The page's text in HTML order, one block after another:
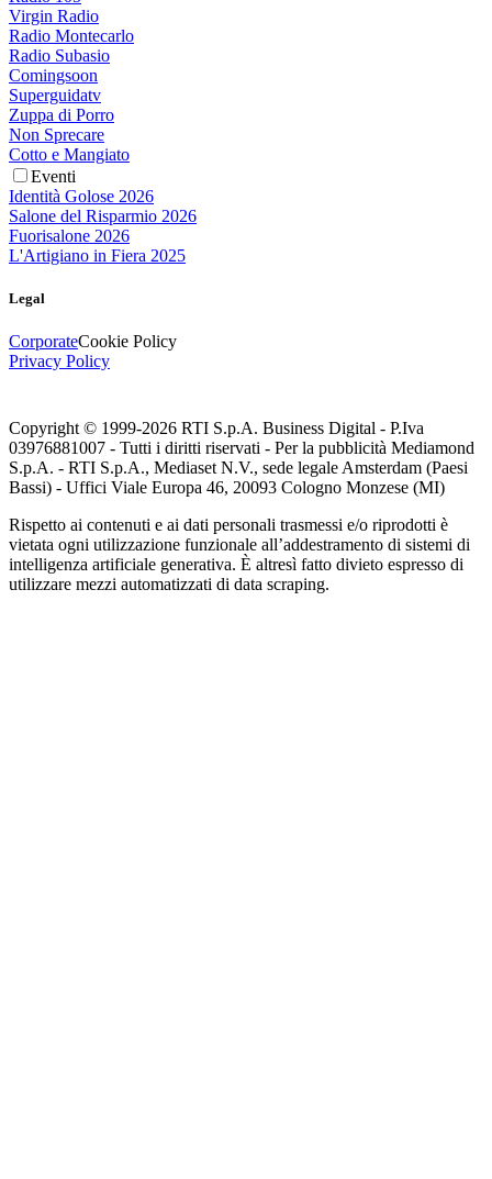
Virgin Radio
Radio Montecarlo
Radio Subasio
Comingsoon
Superguidatv
Zuppa di Porro
Non Sprecare
Cotto e Mangiato
Eventi
Identità Golose 2026
Salone del Risparmio 2026
Fuorisalone 2026
L'Artigiano in Fiera 2025
Legal
CorporateCookie Policy
Privacy Policy
Copyright © 1999-2026 RTI S.p.A. Business Digital - P.Iva
03976881007 - Tutti i diritti riservati - Per la pubblicità Mediamond
S.p.A. - RTI S.p.A., Mediaset N.V., sede legale Amsterdam (Paesi
Bassi) - Uffici Viale Europa 46, 20093 Cologno Monzese (MI)
Rispetto ai contenuti e ai dati personali trasmessi e/o riprodotti è
vietata ogni utilizzazione funzionale all’addestramento di sistemi di
intelligenza artificiale generativa. È altresì fatto divieto espresso di
utilizzare mezzi automatizzati di data scraping.